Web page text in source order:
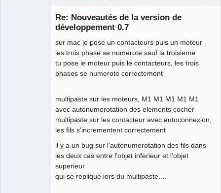
Re: Nouveautés de la version de
développement 0.7
sur mac je pose un contacteurs puis un moteur
les trois phase se numerote sauf la troisieme
tu pose le moteur puis le contacteurs, les trois
phases se numerote correctement
multipaste sur les moteurs, M1 M1 M1 M1 M1
avec autonumerotation des elements cocher
multipaste sur les contacteur avec autoconnexion,
les fils s'incrementent correctement
il y a un bug sur l'autonumerotation des fils dans
les deux cas entre l'objet inferieur et l'objet
superieur
qui se replique lors du multipaste....